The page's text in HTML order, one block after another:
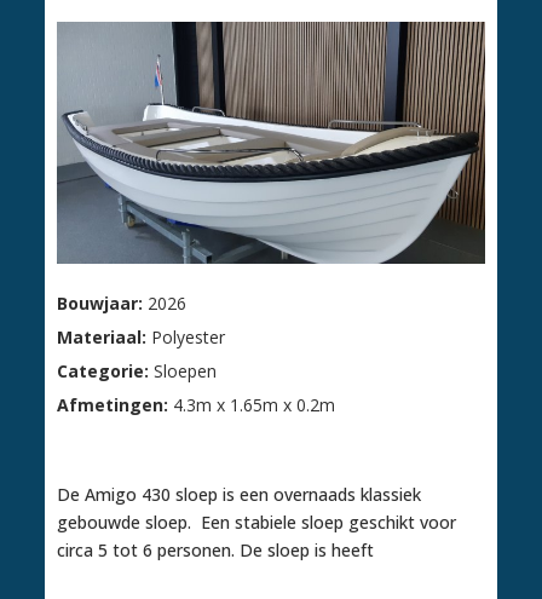
Bouwjaar: 2026
Materiaal: Polyester
Categorie:Sloepen
Afmetingen: 4.3m x 1.65m x 0.2m
De Amigo 430 sloep is een overnaads klassiek
gebouwde sloep. Een stabiele sloep geschikt voor
circa 5 tot 6 personen. De sloep is heeft